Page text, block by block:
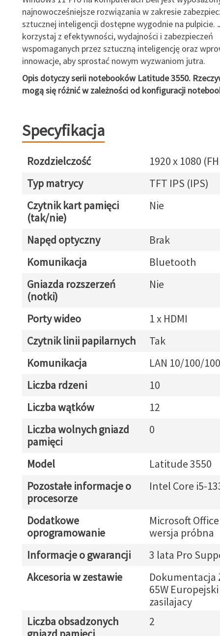
najnowocześniejsze rozwiązania w zakresie
sztucznej inteligencji dostępne wygodnie na pulpicie.
korzystaj z efektywności, wydajności i zabezpieczeń
wspomaganych przez sztuczną inteligencję oraz
innowacje, aby sprostać nowym wyzwaniom jutra.
Opis dotyczy serii notebooków Latitude 3550.
mogą się różnić w zależności od konfiguracji
Specyfikacja
Rozdzielczość
1920 x 1080
Typ matrycy
TFT IPS (IPS)
Czytnik kart pamięci
(tak/nie)
Nie
Napęd optyczny
Brak
Komunikacja
Bluetooth
Gniazda rozszerzeń
(notki)
Nie
Porty wideo
1 x HDMI
Czytnik linii papilarnych
Tak
Komunikacja
LAN 10/100/
Liczba rdzeni
10
Liczba wątków
12
Liczba wolnych gniazd
pamięci
0
Model
Latitude 3550
Pozostałe informacje o
procesorze
Intel Core i5-
Dodatkowe
oprogramowanie
Microsoft
wersja próbna
Informacje o gwarancji
3 lata Pro
Akcesoria w zestawie
Dokumentacja
65W
zasilajacy
Liczba obsadzonych
2